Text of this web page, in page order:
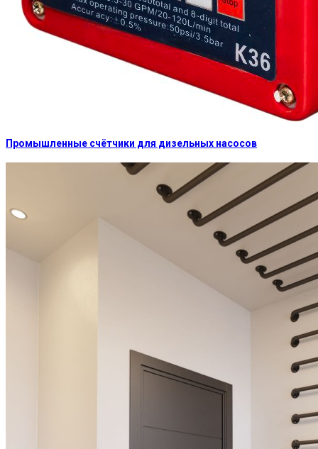
Промышленные счётчики для дизельных насосов